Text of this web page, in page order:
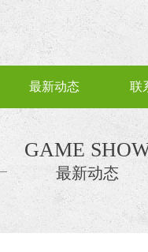
最新动态 联
GAME
最新动态